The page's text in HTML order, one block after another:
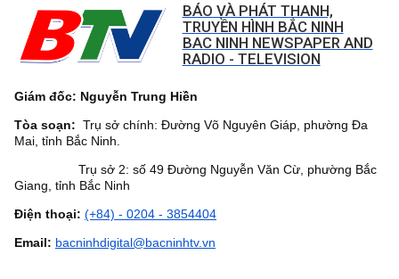
BÁO VÀ PHÁT THANH,
TRUYỀN HÌNH BẮC NINH
BAC NINH NEWSPAPER AND
RADIO - TELEVISION
Giám đốc: Nguyễn Trung Hiền
Tòa soạn: Trụ sở chính: Đường Võ Nguyên Giáp, phường Đa
Mai, tỉnh Bắc Ninh.
Trụ sở 2: số 49 Đường Nguyễn Văn Cừ, phường Bắc
Giang, tỉnh Bắc Ninh
Điện thoại: (+84) - 0204 - 3854404
Email: bacninhdigital@bacninhtv.vn